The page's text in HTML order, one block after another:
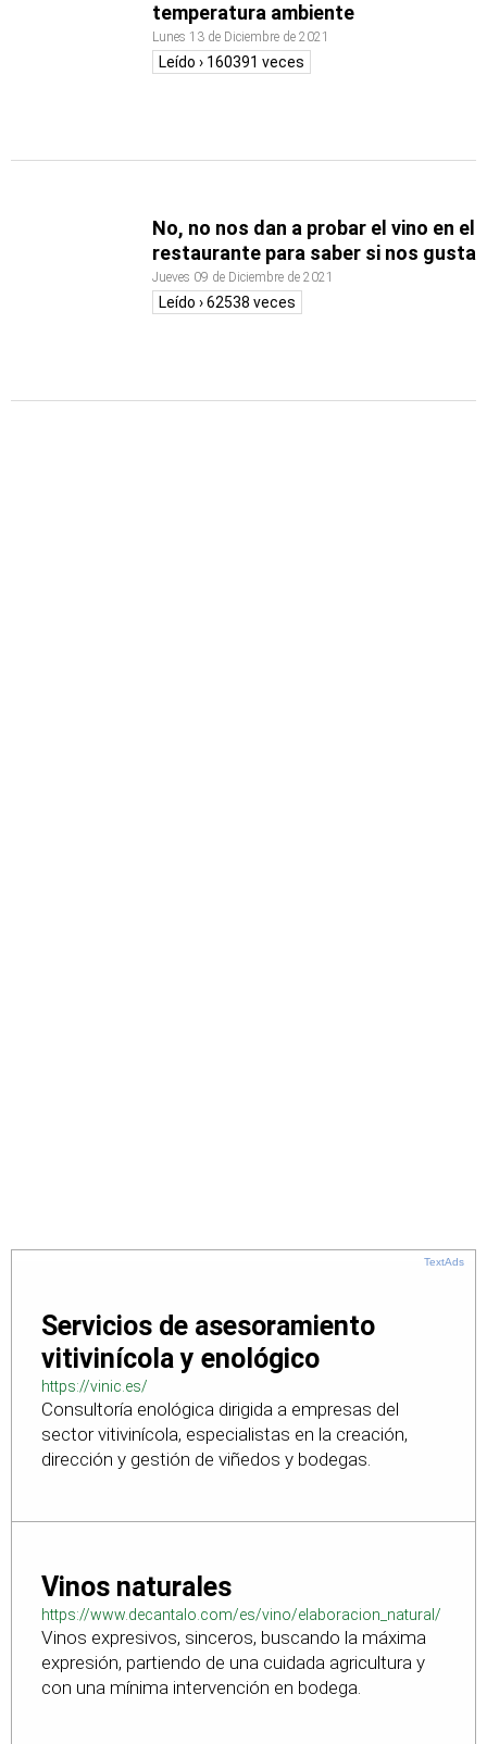
temperatura ambiente
Lunes 13 de Diciembre de 2021
Leído › 160391 veces
No, no nos dan a probar el vino en el
restaurante para saber si nos gusta
Jueves 09 de Diciembre de 2021
Leído › 62538 veces
TextAds
Servicios de asesoramiento
vitivinícola y enológico
https://vinic.es/
Consultoría enológica dirigida a empresas del
sector vitivinícola, especialistas en la creación,
dirección y gestión de viñedos y bodegas.
Vinos naturales
https://www.decantalo.com/es/vino/elaboracion_natural/
Vinos expresivos, sinceros, buscando la máxima
expresión, partiendo de una cuidada agricultura y
con una mínima intervención en bodega.